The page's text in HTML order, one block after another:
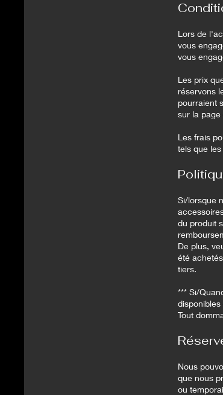
Lors de
vous
vous
Les prix
réservons
pourraient
sur la page
Les frais
tels que
Si/lorsque
du produit
De plus,
été
tiers.
*** Si/
Tout
Nous
que nous
ou